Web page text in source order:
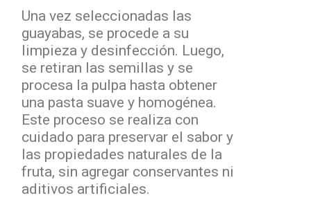
Una vez seleccionadas las
guayabas, se procede a su
limpieza y desinfección. Luego,
se retiran las semillas y se
procesa la pulpa hasta obtener
una pasta suave y homogénea.
Este proceso se realiza con
cuidado para preservar el sabor y
las propiedades naturales de la
fruta, sin agregar conservantes ni
aditivos artificiales.